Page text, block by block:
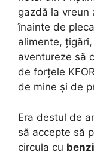
gazdă la vreun
înainte de
alimente,
aventureze să
de forțele
de mine și de
Era destul de
să accepte să
circula cu